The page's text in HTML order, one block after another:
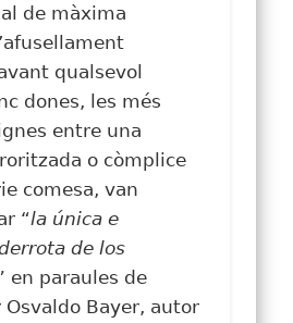
de màxima
qualsevol
dones, les més
entre una
o còmplice
comesa, van
“la única e
de los
en paraules de
Osvaldo Bayer, autor